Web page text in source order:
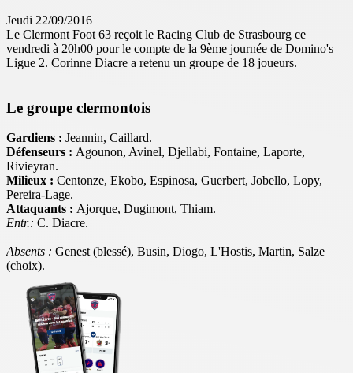
Jeudi 22/09/2016
Le Clermont Foot 63 reçoit le Racing Club de Strasbourg ce
vendredi à 20h00 pour le compte de la 9ème journée de Domino's
Ligue 2. Corinne Diacre a retenu un groupe de 18 joueurs.
Le groupe clermontois
Gardiens : Jeannin, Caillard.
Défenseurs : Agounon, Avinel, Djellabi, Fontaine, Laporte,
Rivieyran.
Milieux : Centonze, Ekobo, Espinosa, Guerbert, Jobello, Lopy,
Pereira-Lage.
Attaquants : Ajorque, Dugimont, Thiam.
Entr.: C. Diacre.
Absents : Genest (blessé), Busin, Diogo, L'Hostis, Martin, Salze
(choix).